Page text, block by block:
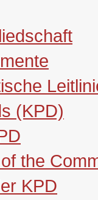
(KPD)
the
KPD